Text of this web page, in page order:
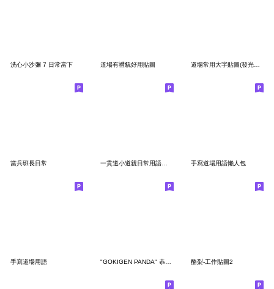
洗心小沙彌 7 日常當下 道場有禮貌好用貼圖 道場常用大字貼圖(發光版) Part.1
當兵班長日常 手寫道場用語懶人包
手寫道場用語 "GOKIGEN PANDA" 恭喜祝福 台灣版 酪梨-工作貼圖2